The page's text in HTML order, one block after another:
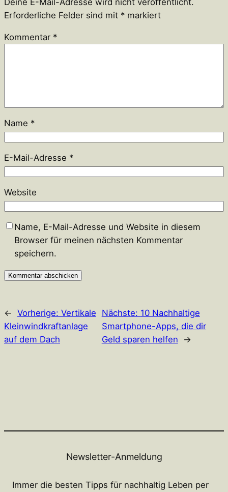
Deine E-Mail-Adresse wird nicht veröffentlicht.
Erforderliche Felder sind mit * markiert
Kommentar *
Name *
E-Mail-Adresse *
Website
Name, E-Mail-Adresse und Website in diesem
Browser für meinen nächsten Kommentar
speichern.
← Vorherige: Vertikale
Kleinwindkraftanlage
auf dem Dach
Nächste: 10 Nachhaltige
Smartphone-Apps, die dir
Geld sparen helfen
→
Newsletter-Anmeldung
Immer die besten Tipps für nachhaltig Leben per